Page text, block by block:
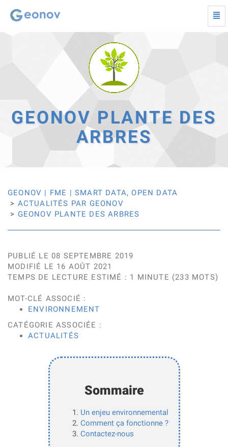
page
d'accueil
GEONOV PLANTE DES
ARBRES
GEONOV | FME | SMART DATA, OPEN DATA
ACTUALITÉS PAR GEONOV
GEONOV PLANTE DES ARBRES
PUBLIÉ LE 08 SEPTEMBRE 2019
MODIFIÉ LE 16 AOÛT 2021
TEMPS DE LECTURE ESTIMÉ : 1 MINUTE (233 MOTS)
MOT-CLÉ ASSOCIÉ :
ENVIRONNEMENT
CATÉGORIE ASSOCIÉE :
ACTUALITÉS
Sommaire
Un enjeu environnemental
Comment ça fonctionne ?
Contactez-nous